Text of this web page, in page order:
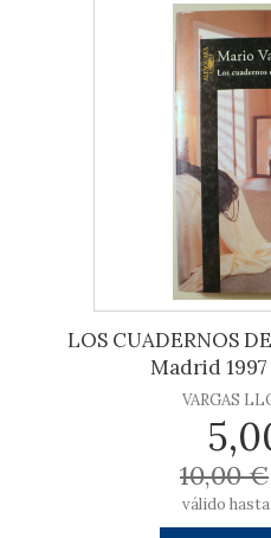
LOS CUADERNOS
Madrid
VARGAS
10,00 €
válido